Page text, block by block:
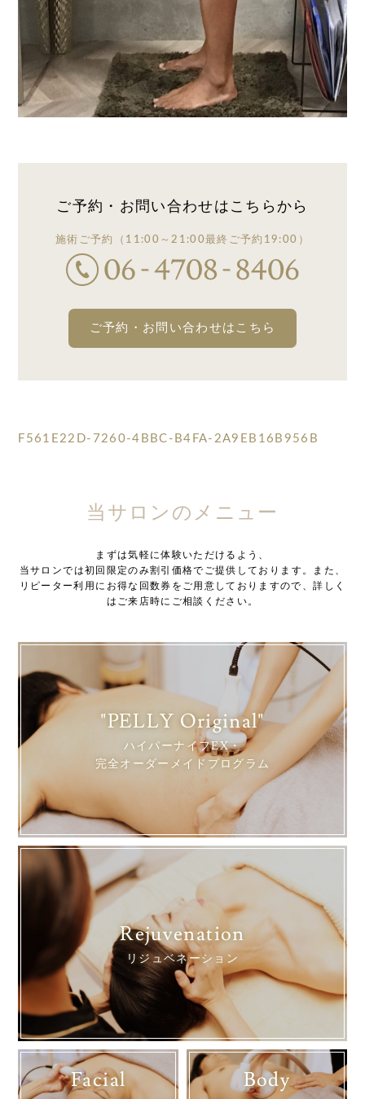
ご予約・お問い合わせはこちらから
施術ご予約 （11:00～21:00最終ご予約19:00）
ご予約・お問い合わせはこちら
F561E22D-7260-4BBC-B4FA-2A9EB16B956B
当サロンのメニュー
まずは気軽に体験いただけるよう、
当サロンでは初回限定のみ割引価格でご提供しております。また、
リピーター利用にお得な回数券をご用意しておりますので、詳しく
はご来店時にご相談ください。
"PELLY Original"
ハイパーナイフEX・
完全オーダーメイドプログラム
Rejuvenation
リジュベネーション
Facial Body